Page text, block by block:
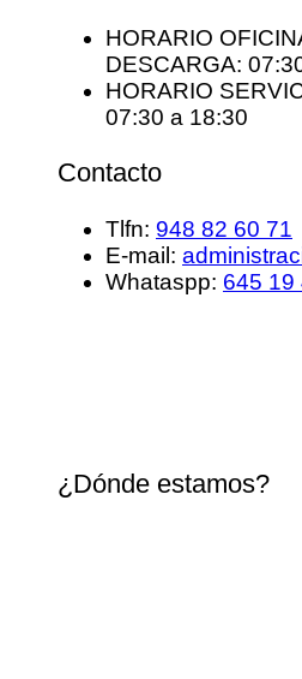
HORARIO
DESCARGA:
HORARIO
07:30 a 18:30
Contacto
Tlfn: 948 82 60 71
E-mail:
Whataspp: 645 19
¿Dónde estamos?